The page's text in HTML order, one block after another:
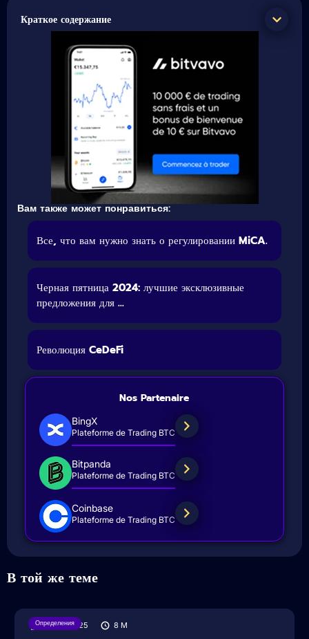
Краткое содержание
Вам также может понравиться:
Все, что вам нужно знать о регулировании MiCA.
Черная пятница 2024: лучшие эксклюзивные
предложения для ...
Революция CeDeFi
Nos Partenaire
BingX
Plateforme de Trading BTC
Bitpanda
Plateforme de Trading BTC
Coinbase
Plateforme de Trading BTC
В той же теме
Определения
04/04/2025 8 M